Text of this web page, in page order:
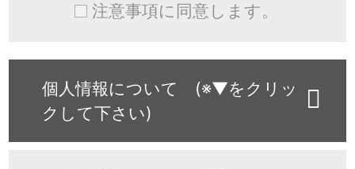
注意事項に同意します。
個人情報について (※▼をクリッ
クして下さい)